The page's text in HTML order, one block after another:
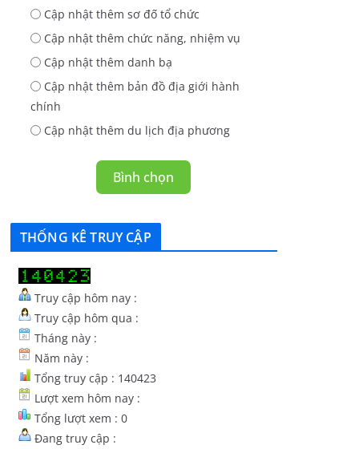
Cập nhật thêm sơ đố tổ chức
Cập nhật thêm chức năng, nhiệm vụ
Cập nhật thêm danh bạ
Cập nhật thêm bản đồ địa giới hành
chính
Cập nhật thêm du lịch địa phương
Bình chọn
THỐNG KÊ TRUY CẬP
Truy cập hôm nay :
Truy cập hôm qua :
Tháng này :
Năm này :
Tổng truy cập : 140423
Lượt xem hôm nay :
Tổng lượt xem : 0
Đang truy cập :